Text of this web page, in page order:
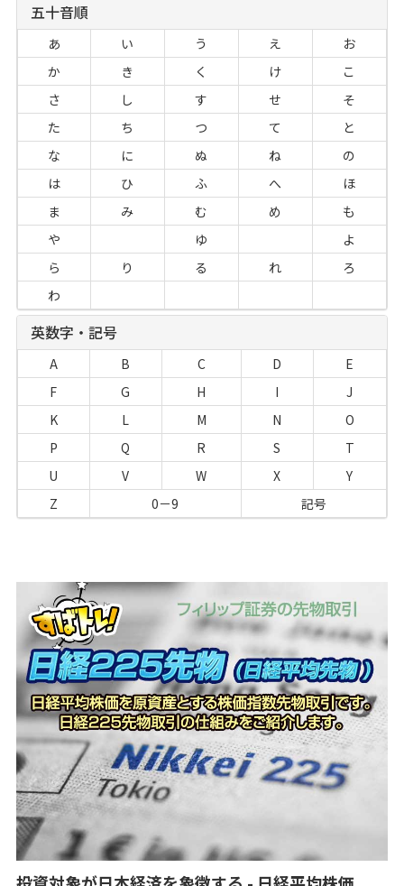
五十音順
あ い う え
お
か
き く け
こ
さ
し す せ
そ
た
ち つ て
と
な
に ぬ ね
の
は
ひ ふ へ
ほ
ま
み む め
も
や
ゆ
よ
ら
り る れ
ろ
わ
英数字・記号
A B C D
E
F
G H I
J
K
L M N
O
P
Q R S
T
U
V W X
Y
Z
0－9 記号